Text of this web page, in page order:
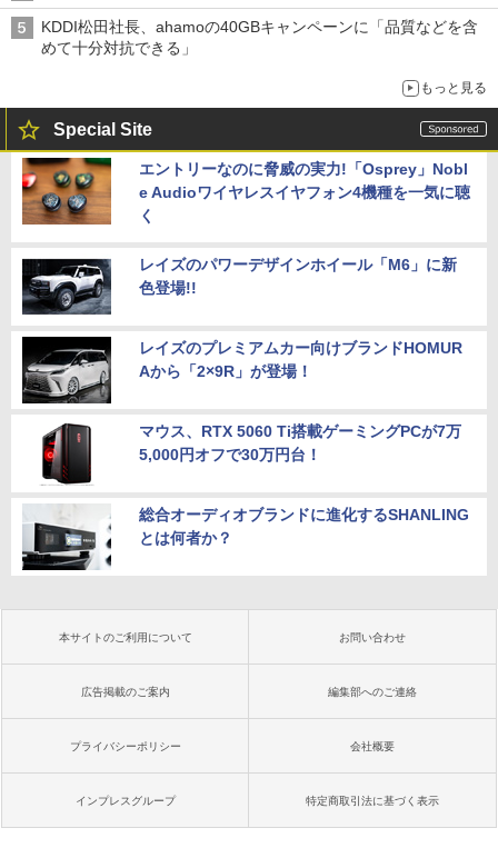
KDDI松田社長、ahamoの40GBキャンペーンに「品質などを含
めて十分対抗できる」
もっと見る
Special Site
エントリーなのに脅威の実力!「Osprey」Nobl
e Audioワイヤレスイヤフォン4機種を一気に聴
く
レイズのパワーデザインホイール「M6」に新
色登場!!
レイズのプレミアムカー向けブランドHOMUR
Aから「2×9R」が登場！
マウス、RTX 5060 Ti搭載ゲーミングPCが7万
5,000円オフで30万円台！
総合オーディオブランドに進化するSHANLING
とは何者か？
本サイトのご利用について お問い合わせ
広告掲載のご案内 編集部へのご連絡
プライバシーポリシー 会社概要
インプレスグループ 特定商取引法に基づく表示